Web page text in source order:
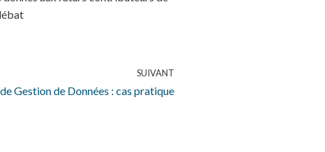
SUIVANT
Gestion de Données : cas pratique